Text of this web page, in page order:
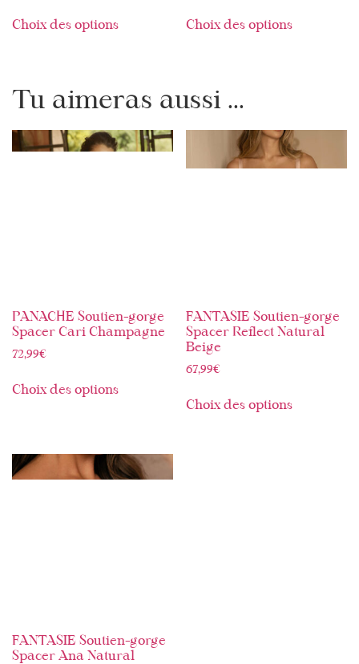
Choix des options Choix des options
Tu aimeras aussi ...
PANACHE Soutien-gorge
Spacer Cari Champagne
72,99€
Choix des options
FANTASIE Soutien-gorge
Spacer Reflect Natural
Beige
67,99€
Choix des options
FANTASIE Soutien-gorge
Spacer Ana Natural